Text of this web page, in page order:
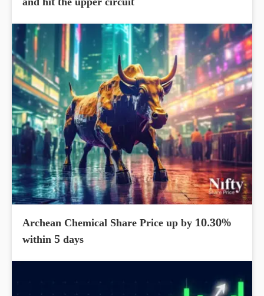
and hit the upper circuit
Archean Chemical Share Price up by 10.30%
within 5 days